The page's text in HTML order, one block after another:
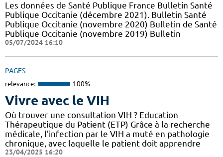
Les données de Santé Publique France Bulletin Santé
Publique Occitanie (décembre 2021). Bulletin Santé
Publique Occitanie (novembre 2020) Bulletin de Santé
Publique Occitanie (novembre 2019) Bulletin
05/07/2024 16:10
PAGES
relevance: 100%
Vivre avec le VIH
Où trouver une consultation VIH ? Education
Thérapeutique du Patient (ETP) Grâce à la recherche
médicale, l’infection par le VIH a muté en pathologie
chronique, avec laquelle le patient doit apprendre
23/04/2025 16:20